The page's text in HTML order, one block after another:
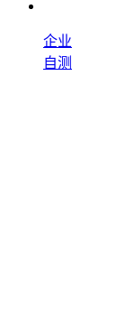
企业
自测